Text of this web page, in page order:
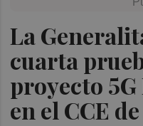
La
cuarta
proyecto
en el CCE